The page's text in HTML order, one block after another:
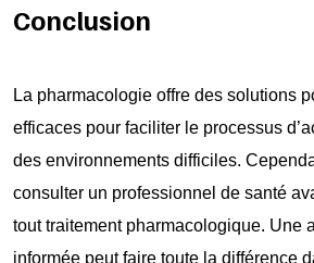
Conclusion
La pharmacologie offre des solutions
efficaces pour faciliter le processus
des environnements difficiles.
consulter un professionnel de santé
tout traitement pharmacologique. Une
informée peut faire toute la différence